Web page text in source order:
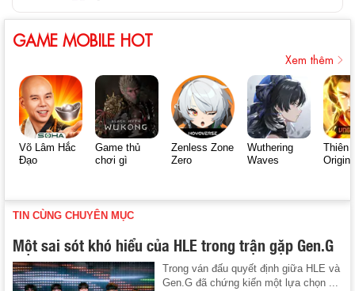
GAME MOBILE HOT
Xem thêm
Võ Lâm Hắc
Đạo
Game thủ
chơi gì
Zenless Zone
Zero
Wuthering
Waves
Thiên
Origin
TIN CÙNG CHUYÊN MỤC
Một sai sót khó hiểu của HLE trong trận gặp Gen.G
Trong ván đấu quyết định giữa HLE và
Gen.G đã chứng kiến một lựa chọn ...